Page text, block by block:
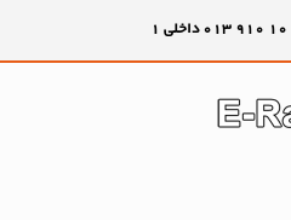
910 013 داخلی 1